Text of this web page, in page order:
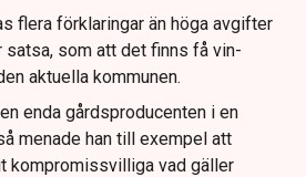
flera förklaringar än höga avgifter
satsa, som att det finns få vin-
aktuella kommunen.
enda gårdsproducenten i en
menade han till exempel att
kompromissvilliga vad gäller